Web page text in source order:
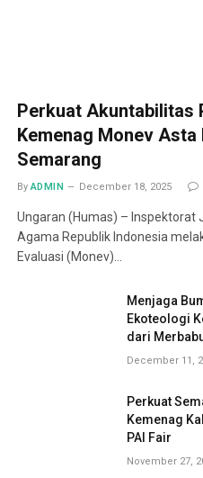
Perkuat Akuntabilitas
Kemenag Monev
Semarang
By ADMIN December 18, 2025
Ungaran (Humas) – Inspektorat
Agama Republik Indonesia
Evaluasi (Monev)…
Menjaga
Ekoteologi
dari
December 11,
Perkuat
Kemenag
PAI Fair
November 27,